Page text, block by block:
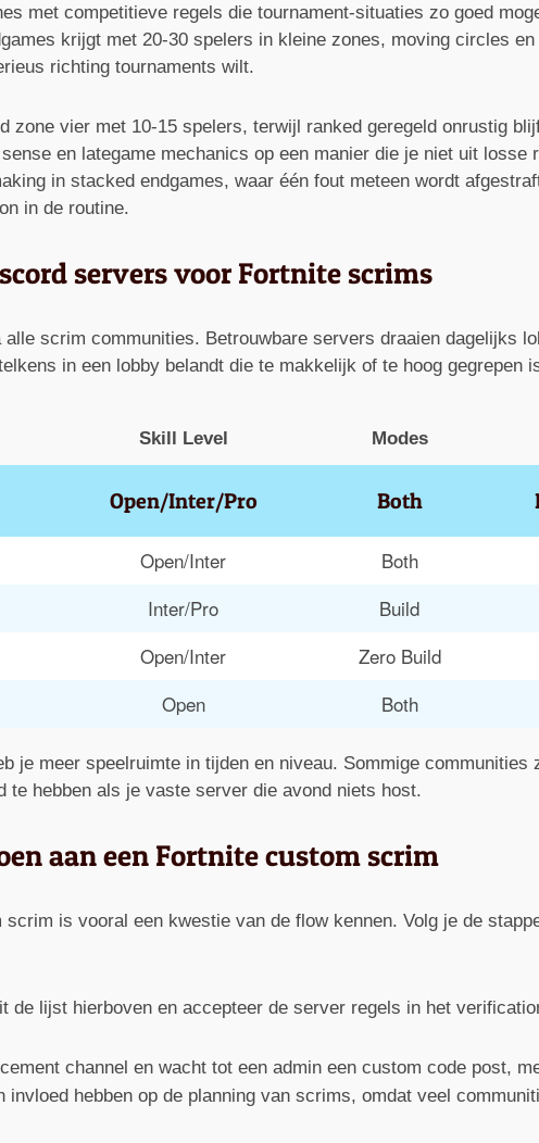
met competitieve regels die tournament-situaties zo goed
krijgt met 20-30 spelers in kleine zones, moving circles
richting tournaments wilt.
zone vier met 10-15 spelers, terwijl ranked geregeld onrustig
en lategame mechanics op een manier die je niet uit losse
in stacked endgames, waar één fout meteen wordt
in de routine.
servers voor Fortnite scrims
scrim communities. Betrouwbare servers draaien dagelijks
in een lobby belandt die te makkelijk of te hoog gegrepen
Skill Level Modes
Open/Inter/Pro Both
Open/Inter Both
Inter/Pro Build
Open/Inter Zero Build
Open Both
je meer speelruimte in tijden en niveau. Sommige
te hebben als je vaste server die avond niets host.
aan een Fortnite custom scrim
is vooral een kwestie van de flow kennen. Volg je de
de lijst hierboven en accepteer de server regels in het
channel en wacht tot een admin een custom code post,
invloed hebben op de planning van scrims, omdat veel